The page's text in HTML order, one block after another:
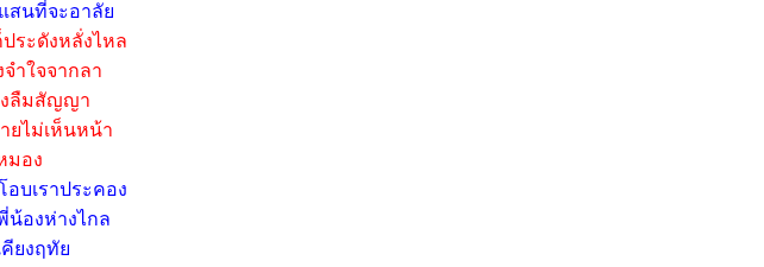
สนที่จะอาลัย
ระดังหลั่งไหล
ำใจจากลา
ลืมสัญญา
ยไม่เห็นหน้า
มอง
บเราประคอง
น้องห่างไกล
คียงฤทัย